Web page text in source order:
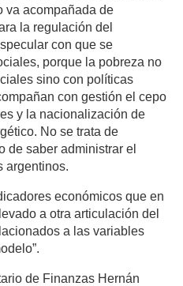
va acompañada de
la regulación del
con que se
porque la pobreza no
sino con políticas
con gestión el cepo
y la nacionalización de
No se trata de
de saber administrar el
argentinos.
económicos que en
a otra articulación del
a las variables
de Finanzas Hernán